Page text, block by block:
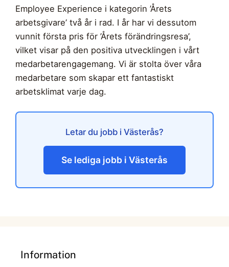
Employee Experience i kategorin ’Årets
arbetsgivare’ två år i rad. I år har vi dessutom
vunnit första pris för ’Årets förändringsresa’,
vilket visar på den positiva utvecklingen i vårt
medarbetarengagemang. Vi är stolta över våra
medarbetare som skapar ett fantastiskt
arbetsklimat varje dag.
Letar du jobb i Västerås?
Se lediga jobb i Västerås
Information